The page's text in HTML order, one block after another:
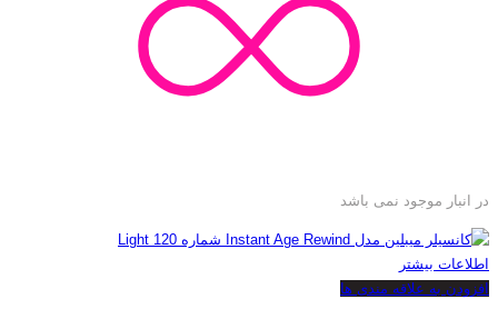
در انبار موجود نمی باشد
اطلاعات بیشتر
افزودن به علاقه مندی ها